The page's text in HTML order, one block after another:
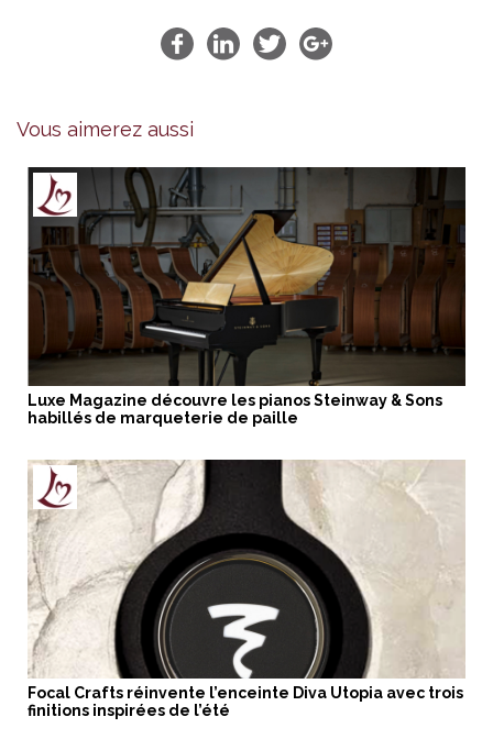
Vous aimerez aussi
Luxe Magazine découvre les pianos Steinway & Sons
habillés de marqueterie de paille
Focal Crafts réinvente l’enceinte Diva Utopia avec trois
finitions inspirées de l’été